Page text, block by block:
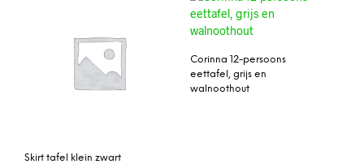
Skirt tafel klein zwart
Corinna 12-persoons
eettafel, grijs en
walnoothout